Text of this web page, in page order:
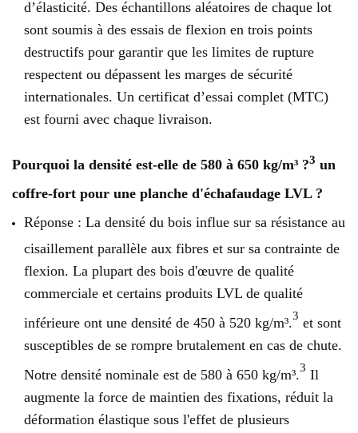
d’élasticité. Des échantillons aléatoires de chaque lot
sont soumis à des essais de flexion en trois points
destructifs pour garantir que les limites de rupture
respectent ou dépassent les marges de sécurité
internationales. Un certificat d’essai complet (MTC)
est fourni avec chaque livraison.
Pourquoi la densité est-elle de 580 à 650 kg/m³ ?3 un
coffre-fort pour une planche d'échafaudage LVL ?
Réponse : La densité du bois influe sur sa résistance au
cisaillement parallèle aux fibres et sur sa contrainte de
flexion. La plupart des bois d'œuvre de qualité
commerciale et certains produits LVL de qualité
inférieure ont une densité de 450 à 520 kg/m³. 3 et sont
susceptibles de se rompre brutalement en cas de chute.
Notre densité nominale est de 580 à 650 kg/m³. 3 Il
augmente la force de maintien des fixations, réduit la
déformation élastique sous l'effet de plusieurs